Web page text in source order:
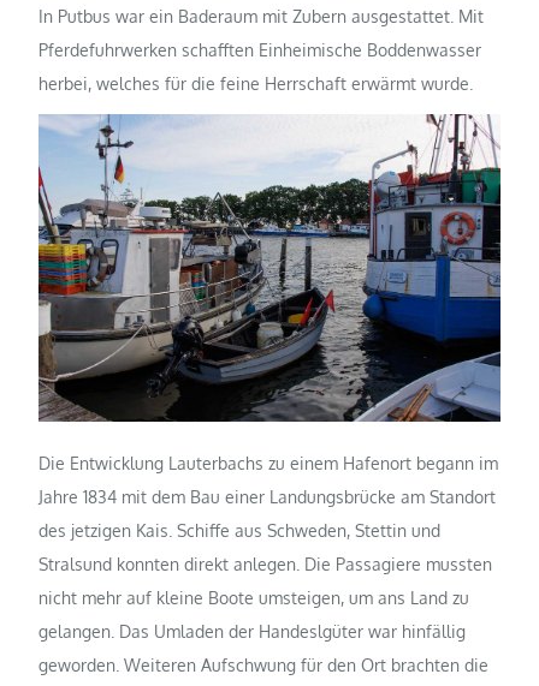
In Putbus war ein Baderaum mit Zubern ausgestattet. Mit
Pferdefuhrwerken schafften Einheimische Boddenwasser
herbei, welches für die feine Herrschaft erwärmt wurde.
Die Entwicklung Lauterbachs zu einem Hafenort begann im
Jahre 1834 mit dem Bau einer Landungsbrücke am Standort
des jetzigen Kais. Schiffe aus Schweden, Stettin und
Stralsund konnten direkt anlegen. Die Passagiere mussten
nicht mehr auf kleine Boote umsteigen, um ans Land zu
gelangen. Das Umladen der Handeslgüter war hinfällig
geworden. Weiteren Aufschwung für den Ort brachten die